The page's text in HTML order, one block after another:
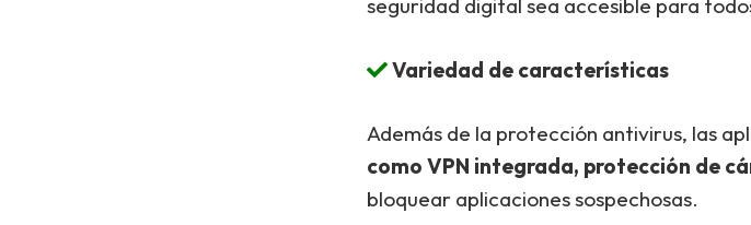
seguridad digital sea accesible para
Variedad de características
Además de la protección antivirus, las
como VPN integrada, protección de
bloquear aplicaciones sospechosas.